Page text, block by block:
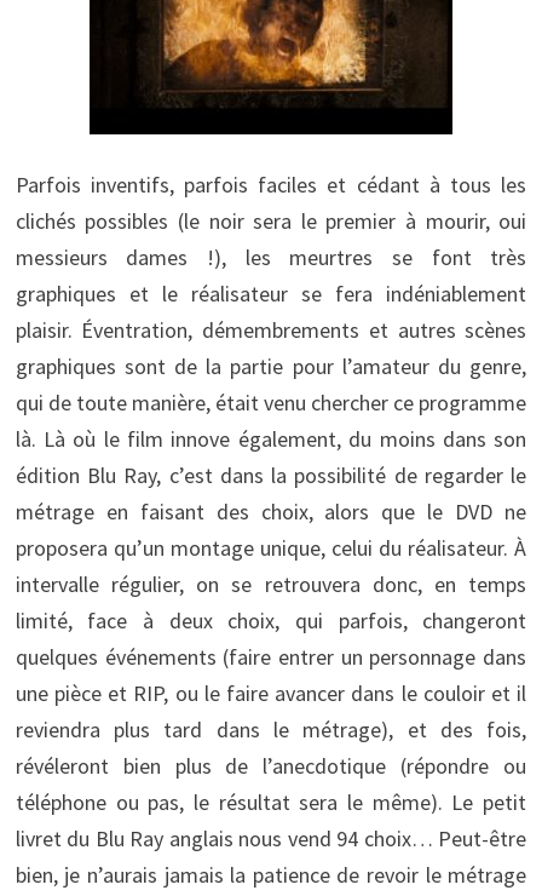
Parfois inventifs, parfois faciles et cédant à tous les
clichés possibles (le noir sera le premier à mourir, oui
messieurs dames !), les meurtres se font très
graphiques et le réalisateur se fera indéniablement
plaisir. Éventration, démembrements et autres scènes
graphiques sont de la partie pour l’amateur du genre,
qui de toute manière, était venu chercher ce programme
là. Là où le film innove également, du moins dans son
édition Blu Ray, c’est dans la possibilité de regarder le
métrage en faisant des choix, alors que le DVD ne
proposera qu’un montage unique, celui du réalisateur. À
intervalle régulier, on se retrouvera donc, en temps
limité, face à deux choix, qui parfois, changeront
quelques événements (faire entrer un personnage dans
une pièce et RIP, ou le faire avancer dans le couloir et il
reviendra plus tard dans le métrage), et des fois,
révéleront bien plus de l’anecdotique (répondre ou
téléphone ou pas, le résultat sera le même). Le petit
livret du Blu Ray anglais nous vend 94 choix… Peut-être
bien, je n’aurais jamais la patience de revoir le métrage